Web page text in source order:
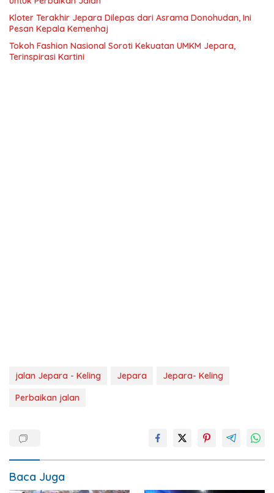
Kloter Terakhir Jepara Dilepas dari Asrama Donohudan, Ini
Pesan Kepala Kemenhaj
Tokoh Fashion Nasional Soroti Kekuatan UMKM Jepara,
Terinspirasi Kartini
jalan Jepara - Keling Jepara
Jepara- Keling
Perbaikan jalan
Baca Juga